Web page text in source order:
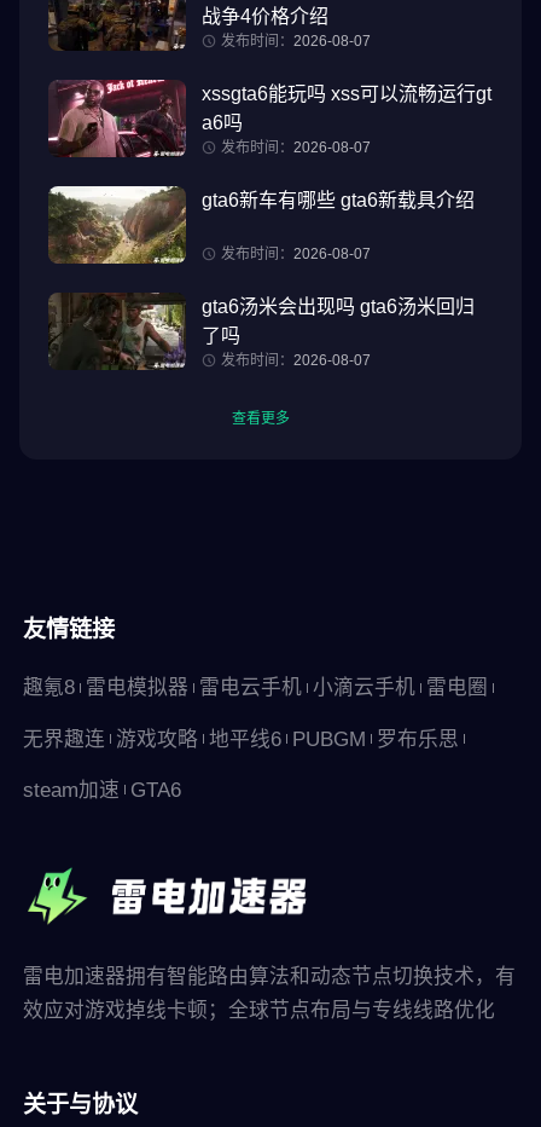
战争4价格介绍
发布时间： 2026-08-07
xssgta6能玩吗 xss可以流畅运行gt
a6吗
发布时间： 2026-08-07
gta6新车有哪些 gta6新载具介绍
发布时间： 2026-08-07
gta6汤米会出现吗 gta6汤米回归
了吗
发布时间： 2026-08-07
查看更多
友情链接
趣氪8 雷电模拟器 雷电云手机 小滴云手机 雷电圈
无界趣连 游戏攻略 地平线6 PUBGM 罗布乐思
steam加速 GTA6
雷电加速器拥有智能路由算法和动态节点切换技术，有
效应对游戏掉线卡顿；全球节点布局与专线线路优化
关于与协议